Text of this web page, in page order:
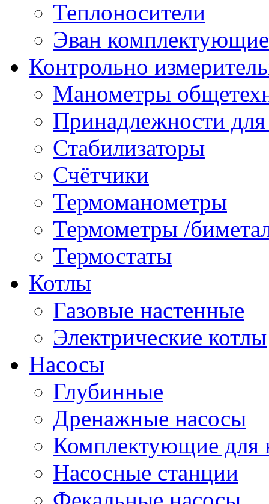
Теплоносители
Эван комплектующие
Контрольно
Манометры
Принадлежности
Стабилизаторы
Счётчики
Термоманометры
Термометры /
Термостаты
Котлы
Газовые настенные
Электрические котлы
Насосы
Глубинные
Дренажные насосы
Комплектующие для
Насосные станции